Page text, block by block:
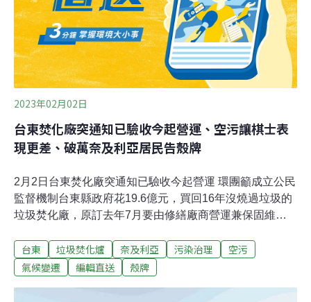
一般廢棄物；2022年起，又將過去忽略不計的「非常態性
產出」也併入計算，例如民眾參
2023年02月02日
台東焚化廠突通知已驗收今起營運、空污讓棋士表
現更差、破萬奈及利亞居民告殼牌
2月2日台東焚化廠突通知已驗收今起營運 環團籲成立公民
監督機制台東縣政府花19.6億元，買回16年沒燒過垃圾的
垃圾焚化廠，原訂去年7月要由修繕廠商營運兼保固維護
前，焚化廠通過驗收，環保局立刻通知各鄉鎮公所和當地
里長，2日垃圾就可送進焚化廠開始燒垃圾。這個消息傳
台東 垃圾焚化爐 奈及利亞 污染治理
空污
氣候變遷
編輯直送 殼牌